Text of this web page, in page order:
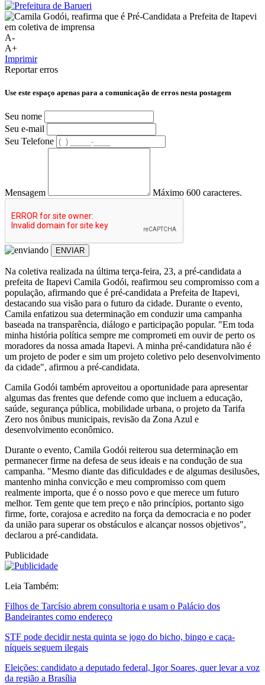
A-
A+
Imprimir
Reportar erros
Use este espaço apenas para a comunicação de erros nesta postagem
Seu nome
Seu e-mail
Seu Telefone
Mensagem Máximo 600 caracteres.
ENVIAR
Na coletiva realizada na última terça-feira, 23, a pré-candidata a
prefeita de Itapevi Camila Godói, reafirmou seu compromisso com a
população, afirmando que é pré-candidata a Prefeita de Itapevi,
destacando sua visão para o futuro da cidade. Durante o evento,
Camila enfatizou sua determinação em conduzir uma campanha
baseada na transparência, diálogo e participação popular. "Em toda
minha história política sempre me comprometi em ouvir de perto os
moradores da nossa amada Itapevi. A minha pré-candidatura não é
um projeto de poder e sim um projeto coletivo pelo desenvolvimento
da cidade", afirmou a pré-candidata.
Camila Godói também aproveitou a oportunidade para apresentar
algumas das frentes que defende como que incluem a educação,
saúde, segurança pública, mobilidade urbana, o projeto da Tarifa
Zero nos ônibus municipais, revisão da Zona Azul e
desenvolvimento econômico.
Durante o evento, Camila Godói reiterou sua determinação em
permanecer firme na defesa de seus ideais e na condução de sua
campanha. "Mesmo diante das dificuldades e de algumas desilusões,
mantenho minha convicção e meu compromisso com quem
realmente importa, que é o nosso povo e que merece um futuro
melhor. Tem gente que tem preço e não princípios, portanto sigo
firme, forte, corajosa e acredito na força da democracia e no poder
da união para superar os obstáculos e alcançar nossos objetivos",
declarou a pré-candidata.
Publicidade
Leia Também:
Filhos de Tarcísio abrem consultoria e usam o Palácio dos
Bandeirantes como endereço
STF pode decidir nesta quinta se jogo do bicho, bingo e caça-
níqueis seguem ilegais
Eleições: candidato a deputado federal, Igor Soares, quer levar a voz
da região a Brasília